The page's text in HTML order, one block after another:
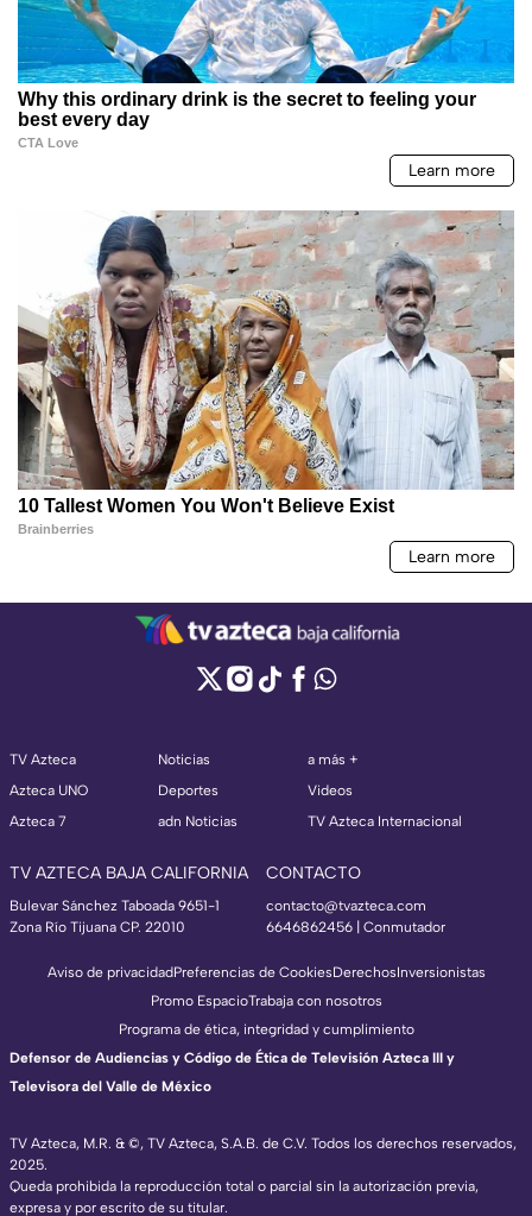
TV Azteca
Azteca UNO
Azteca 7
Noticias
Deportes
adn Noticias
a más +
Videos
TV Azteca Internacional
TV AZTECA BAJA CALIFORNIA
Bulevar Sánchez Taboada 9651-1
Zona Río Tijuana CP. 22010
CONTACTO
contacto@tvazteca.com
6646862456 | Conmutador
TV Azteca, M.R. & ©, TV Azteca, S.A.B. de C.V. Todos los derechos reservados,
2025.
Queda prohibida la reproducción total o parcial sin la autorización previa,
expresa y por escrito de su titular.
Aviso de privacidadPreferencias de CookiesDerechosInversionistas
Promo EspacioTrabaja con nosotros
Programa de ética, integridad y cumplimiento
Defensor de Audiencias y Código de Ética de Televisión Azteca III y
Televisora del Valle de México